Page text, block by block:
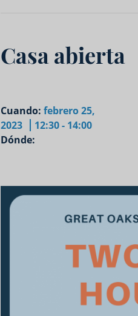
Casa abierta
Cuando: febrero 25,
2023
12:30 - 14:00
Dónde: